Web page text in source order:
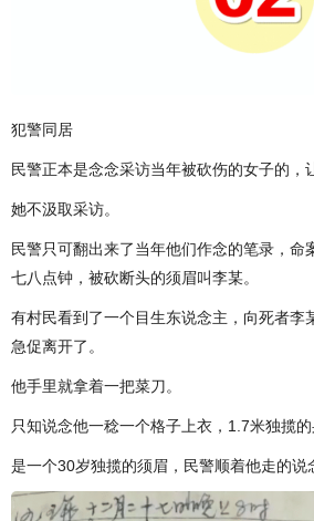
犯警同居
民警正本是念念采访当年被砍伤的女子的，
她不汲取采访。
民警只可翻出来了当年他们作念的笔录，命
七八点钟，被砍断头的须眉叫李某。
有村民看到了一个目生东说念主，向死者李
急促离开了。
他手里就拿着一把菜刀。
只知说念他一稔一个格子上衣，1.7米独揽的
是一个30岁独揽的须眉，民警顺着他走的说